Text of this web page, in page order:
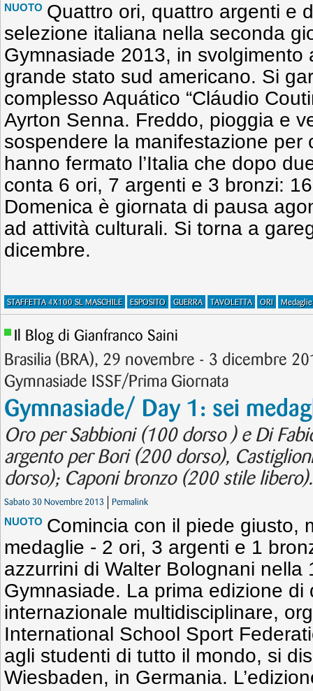
NUOTO Quattro ori, quattro argenti e
selezione italiana nella seconda
Gymnasiade 2013, in svolgimento
grande stato sud americano. Si
complesso Aquático “Cláudio
Ayrton Senna. Freddo, pioggia e
sospendere la manifestazione per
hanno fermato l’Italia che dopo
conta 6 ori, 7 argenti e 3 bronzi:
Domenica è giornata di pausa
ad attività culturali. Si torna a
dicembre.
STAFFETTA 4X100 SL MASCHILE ESPOSITO GUERRA TAVOLETTA ORI Medaglie
Il Blog di Gianfranco Saini
Brasilia (BRA), 29 novembre - 3 dicembre
Gymnasiade ISSF/Prima Giornata
Gymnasiade/ Day 1: sei
Oro per Sabbioni (100 dorso ) e Di
argento per Bori (200 dorso),
dorso); Caponi bronzo (200 stile libero).
Sabato 30 Novembre 2013 Permalink
NUOTO Comincia con il piede giusto,
medaglie - 2 ori, 3 argenti e 1
azzurrini di Walter Bolognani nella
Gymnasiade. La prima edizione
internazionale multidisciplinare,
International School Sport
agli studenti di tutto il mondo, si
Wiesbaden, in Germania.